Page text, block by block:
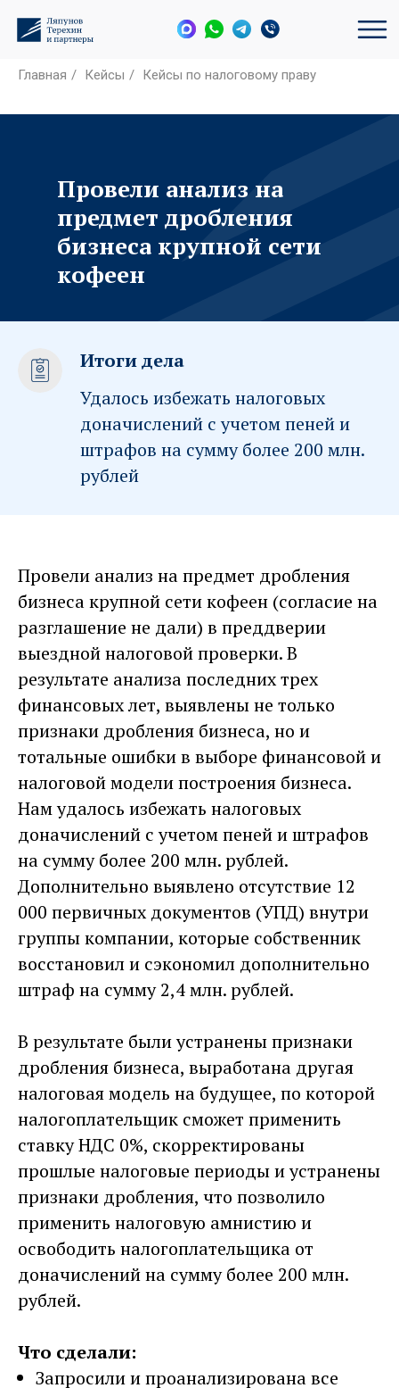
Главная / Кейсы / Кейсы по налоговому праву
Провели анализ на
предмет дробления
бизнеса крупной сети
кофеен
Итоги дела
Удалось избежать налоговых
доначислений с учетом пеней и
штрафов на сумму более 200 млн.
рублей
Провели анализ на предмет дробления
бизнеса крупной сети кофеен (согласие на
разглашение не дали) в преддверии
выездной налоговой проверки. В
результате анализа последних трех
финансовых лет, выявлены не только
признаки дробления бизнеса, но и
тотальные ошибки в выборе финансовой и
налоговой модели построения бизнеса.
Нам удалось избежать налоговых
доначислений с учетом пеней и штрафов
на сумму более 200 млн. рублей.
Дополнительно выявлено отсутствие 12
000 первичных документов (УПД) внутри
группы компании, которые собственник
восстановил и сэкономил дополнительно
штраф на сумму 2,4 млн. рублей.
В результате были устранены признаки
дробления бизнеса, выработана другая
налоговая модель на будущее, по которой
налогоплательщик сможет применить
ставку НДС 0%, скорректированы
прошлые налоговые периоды и устранены
признаки дробления, что позволило
применить налоговую амнистию и
освободить налогоплательщика от
доначислений на сумму более 200 млн.
рублей.
Что сделали:
Запросили и проанализирована все